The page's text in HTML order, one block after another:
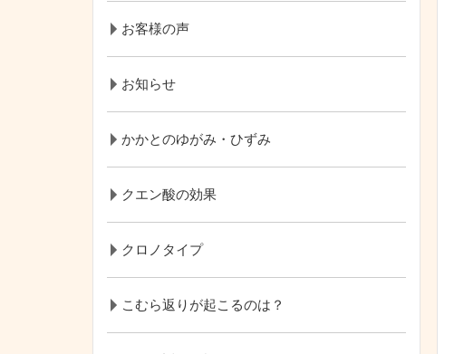
お客様の声
お知らせ
かかとのゆがみ・ひずみ
クエン酸の効果
クロノタイプ
こむら返りが起こるのは？